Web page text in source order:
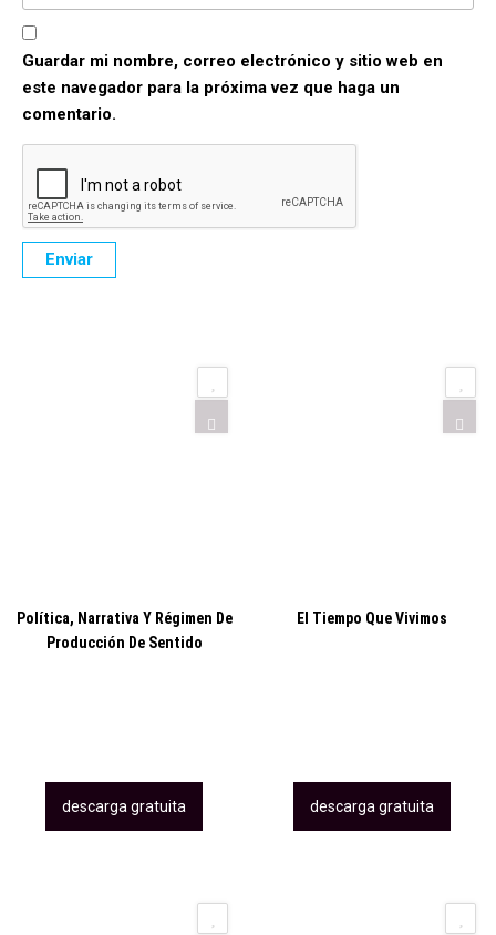
Guardar mi nombre, correo electrónico y sitio web en
este navegador para la próxima vez que haga un
comentario.
Política, Narrativa Y Régimen De
Producción De Sentido
descarga gratuita
El Tiempo Que Vivimos
descarga gratuita